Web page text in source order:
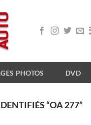
PHOTOS DVD
“OA 277”